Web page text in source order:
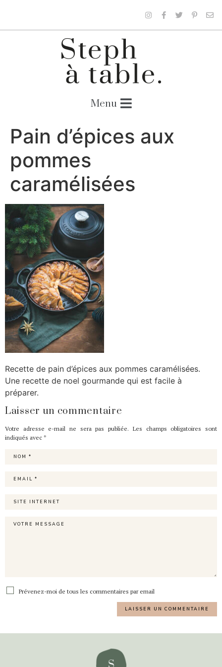
Pain d’épices aux
pommes
caramélisées
Recette de pain d’épices aux pommes caramélisées.
Une recette de noel gourmande qui est facile à
préparer.
Laisser un commentaire
Votre adresse e-mail ne sera pas publiée. Les champs obligatoires sont
indiqués avec *
Prévenez-moi de tous les commentaires par email